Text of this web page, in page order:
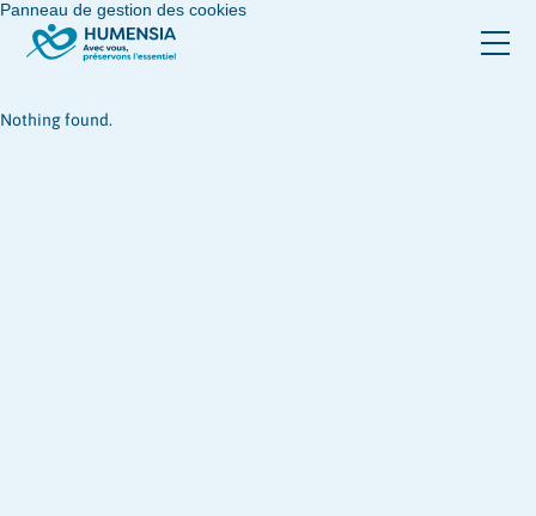
Nothing found.
Panneau de gestion des cookies